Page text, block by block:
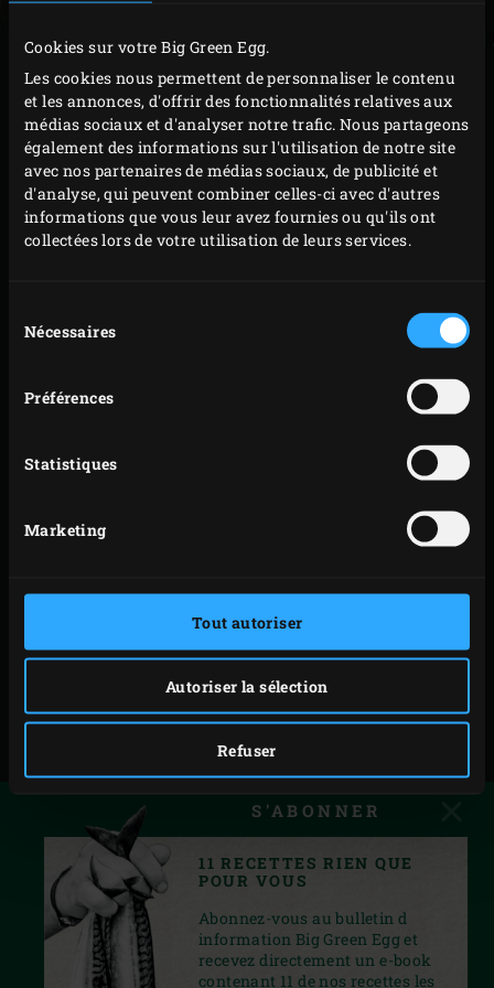
Cookies sur votre Big Green Egg.
Les cookies nous permettent de personnaliser le contenu
et les annonces, d'offrir des fonctionnalités relatives aux
médias sociaux et d'analyser notre trafic. Nous partageons
également des informations sur l'utilisation de notre site
avec nos partenaires de médias sociaux, de publicité et
d'analyse, qui peuvent combiner celles-ci avec d'autres
informations que vous leur avez fournies ou qu'ils ont
collectées lors de votre utilisation de leurs services.
duNécessaires
Préférences
Statistiques
Marketing
Tout autoriser
Autoriser la sélection
Refuser
les plats les plus savoureux tout au long de l’année ! Vous
pouvez configurer votre kamado ci-dessous. Choisissez
votre modèle de Big Green Egg, sélectionnez vos options
et découvrez immédiatement l’aspect de votre EGG, en
situation dans le lieu où vous envisagez de l’installer,
grâce à l’option AR. Penchez-vous ensuite sur la
technique de cuisson des plats que vous souhaitez
de vente près de chez vous grâce à notre rubrique
Trouver
S'ABONNER
11 RECETTES RIEN QUE
POUR VOUS
Abonnez-vous au bulletin d
information Big Green Egg et
recevez directement un e-book
contenant 11 de nos recettes les